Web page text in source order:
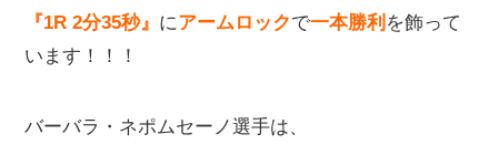
『1R 2分35秒』 にアームロックで一本勝利 を飾って
います！！！
バーバラ・ネポムセーノ選手は、